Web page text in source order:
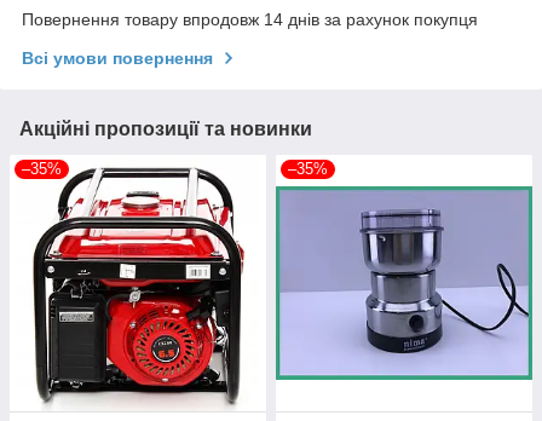
Повернення товару впродовж 14 днів за рахунок покупця
Всі умови повернення
Акційні пропозиції та новинки
–35% –35%